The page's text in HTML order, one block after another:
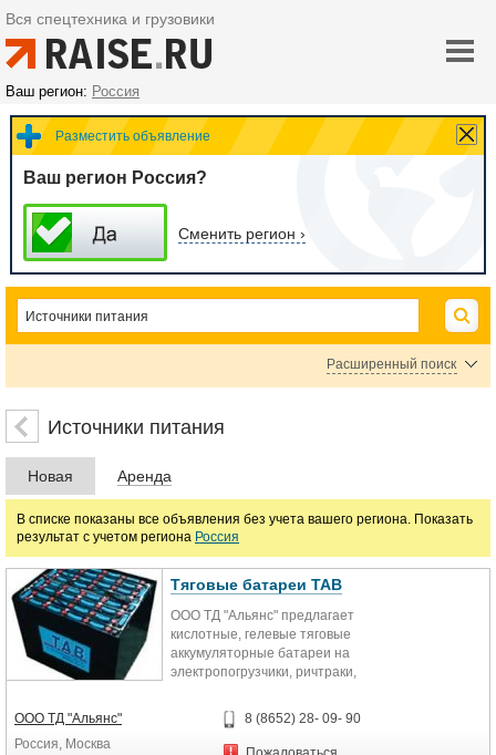
Вся спецтехника и грузовики
Ваш регион: Россия
Разместить объявление
Ваш регион Россия?
Сменить регион ›
Расширенный поиск
Источники бесперебойного питания
Зарядные устройства
Цена
руб.
Источники питания
Новая Аренда
В списке показаны все объявления без учета вашего региона. Показать
результат с учетом региона Россия
Тяговые батареи TAB
ООО ТД "Альянс" предлагает
кислотные, гелевые тяговые
аккумуляторные батареи на
электропогрузчики, ричтраки,
узкопроходники,...
ООО ТД "Альянс"
Россия, Москва
8 (8652) 28- 09- 90